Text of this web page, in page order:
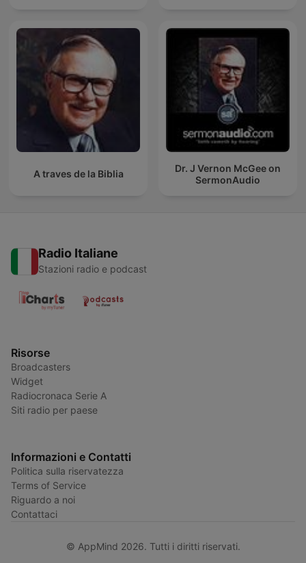
A traves de la Biblia
Dr. J Vernon McGee on
SermonAudio
Radio Italiane
Stazioni radio e podcast
Risorse
Broadcasters
Widget
Radiocronaca Serie A
Siti radio per paese
Informazioni e Contatti
Politica sulla riservatezza
Terms of Service
Riguardo a noi
Contattaci
© AppMind 2026. Tutti i diritti riservati.